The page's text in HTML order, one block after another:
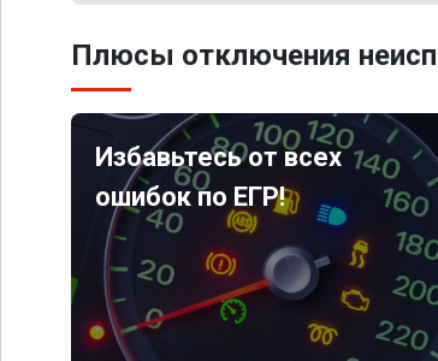
Плюсы отключения
Избавьтесь от всех
ошибок по ЕГР!